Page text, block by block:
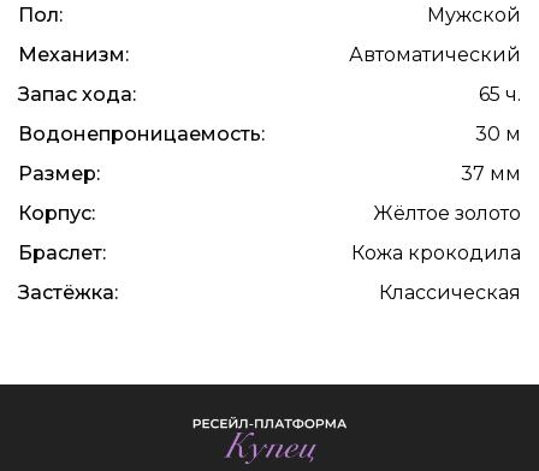
Пол:
Мужской
Механизм:
Автоматический
Запас хода:
65 ч.
Водонепроницаемость:
30 м
Размер:
37 мм
Корпус:
Жёлтое золото
Браслет:
Кожа крокодила
Застёжка:
Классическая